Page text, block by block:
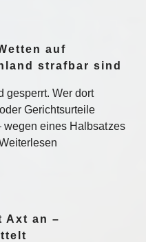
auf
strafbar sind
gesperrt. Wer dort
Gerichtsurteile
wegen eines Halbsatzes
Axt an –